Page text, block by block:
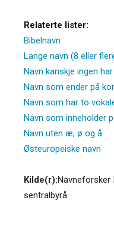
Relaterte lister:
Bibelnavn
Lange navn (8 eller
Navn kanskje ingen har
Navn som ender på
Navn som har to
Navn som inneholder
Navn uten æ, ø og å
Østeuropeiske navn
Kilde(r):Navneforsker
sentralbyrå.